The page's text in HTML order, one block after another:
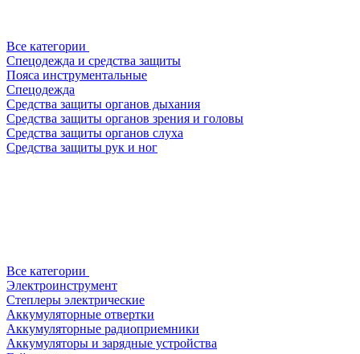
Все категории
Спецодежда и средства защиты
Пояса инструментальные
Спецодежда
Средства защиты органов дыхания
Средства защиты органов зрения и головы
Средства защиты органов слуха
Средства защиты рук и ног
Все категории
Электроинструмент
Степлеры электрические
Аккумуляторные отвертки
Аккумуляторные радиоприемники
Аккумуляторы и зарядные устройства